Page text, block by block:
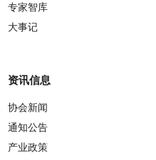
专家智库
大事记
资讯信息
协会新闻
通知公告
产业政策